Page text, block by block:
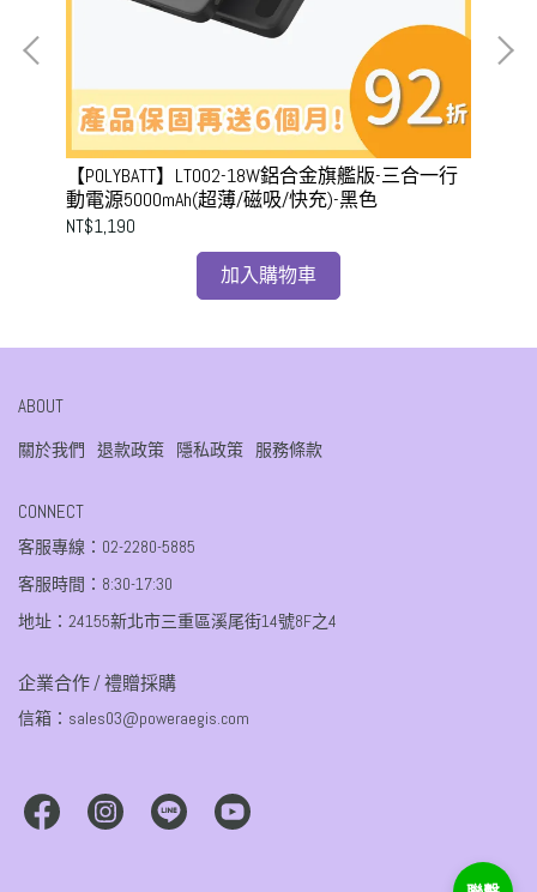
【POLYBATT】LT002-18W鋁合金旗艦版-三合一行
動電源5000mAh(超薄/磁吸/快充)-黑色
NT$1,190
加入購物車
ABOUT
關於我們 退款政策 隱私政策 服務條款
CONNECT
客服專線：02-2280-5885
客服時間：8:30-17:30
地址：24155新北市三重區溪尾街14號8F之4
企業合作 / 禮贈採購
信箱：sales03@poweraegis.com